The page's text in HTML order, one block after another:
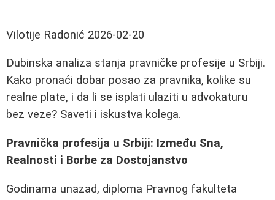
Vilotije Radonić 2026-02-20
Dubinska analiza stanja pravničke profesije u Srbiji.
Kako pronaći dobar posao za pravnika, kolike su
realne plate, i da li se isplati ulaziti u advokaturu
bez veze? Saveti i iskustva kolega.
Pravnička profesija u Srbiji: Između Sna,
Realnosti i Borbe za Dostojanstvo
Godinama unazad, diploma Pravnog fakulteta